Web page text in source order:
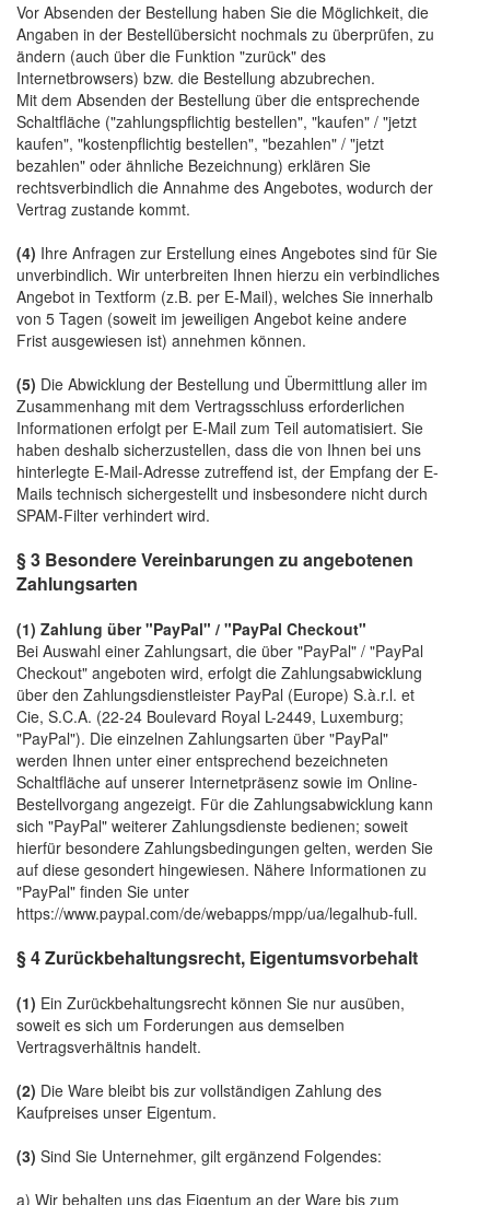
Vor Absenden der Bestellung haben Sie die Möglichkeit, die
Angaben in der Bestellübersicht nochmals zu überprüfen, zu
ändern (auch über die Funktion "zurück" des
Internetbrowsers) bzw. die Bestellung abzubrechen.
Mit dem Absenden der Bestellung über die entsprechende
Schaltfläche ("zahlungspflichtig bestellen", "kaufen" / "jetzt
kaufen", "kostenpflichtig bestellen", "bezahlen" / "jetzt
bezahlen" oder ähnliche Bezeichnung) erklären Sie
rechtsverbindlich die Annahme des Angebotes, wodurch der
Vertrag zustande kommt.
(4) Ihre Anfragen zur Erstellung eines Angebotes sind für Sie
unverbindlich. Wir unterbreiten Ihnen hierzu ein verbindliches
Angebot in Textform (z.B. per E-Mail), welches Sie innerhalb
von 5 Tagen (soweit im jeweiligen Angebot keine andere
Frist ausgewiesen ist) annehmen können.
(5) Die Abwicklung der Bestellung und Übermittlung aller im
Zusammenhang mit dem Vertragsschluss erforderlichen
Informationen erfolgt per E-Mail zum Teil automatisiert. Sie
haben deshalb sicherzustellen, dass die von Ihnen bei uns
hinterlegte E-Mail-Adresse zutreffend ist, der Empfang der E-
Mails technisch sichergestellt und insbesondere nicht durch
SPAM-Filter verhindert wird.
§ 3 Besondere Vereinbarungen zu angebotenen
Zahlungsarten
(1) Zahlung über "PayPal" / "PayPal Checkout"
Bei Auswahl einer Zahlungsart, die über "PayPal" / "PayPal
Checkout" angeboten wird, erfolgt die Zahlungsabwicklung
über den Zahlungsdienstleister PayPal (Europe) S.à.r.l. et
Cie, S.C.A. (22-24 Boulevard Royal L-2449, Luxemburg;
"PayPal"). Die einzelnen Zahlungsarten über "PayPal"
werden Ihnen unter einer entsprechend bezeichneten
Schaltfläche auf unserer Internetpräsenz sowie im Online-
Bestellvorgang angezeigt. Für die Zahlungsabwicklung kann
sich "PayPal" weiterer Zahlungsdienste bedienen; soweit
hierfür besondere Zahlungsbedingungen gelten, werden Sie
auf diese gesondert hingewiesen. Nähere Informationen zu
"PayPal" finden Sie unter
https://www.paypal.com/de/webapps/mpp/ua/legalhub-full.
§ 4 Zurückbehaltungsrecht, Eigentumsvorbehalt
(1) Ein Zurückbehaltungsrecht können Sie nur ausüben,
soweit es sich um Forderungen aus demselben
Vertragsverhältnis handelt.
(2) Die Ware bleibt bis zur vollständigen Zahlung des
Kaufpreises unser Eigentum.
(3) Sind Sie Unternehmer, gilt ergänzend Folgendes:
a) Wir behalten uns das Eigentum an der Ware bis zum